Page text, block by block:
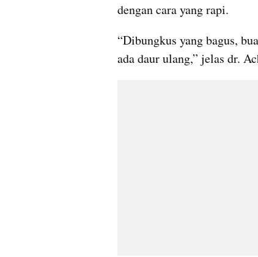
dengan cara yang rapi.
“Dibungkus yang bagus,
ada daur ulang,” jelas dr.